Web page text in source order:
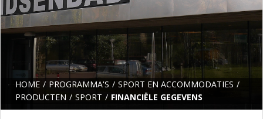
HOME PROGRAMMA'S
SPORT EN ACCOMMODATIES
PRODUCTEN
SPORT FINANCIËLE GEGEVENS